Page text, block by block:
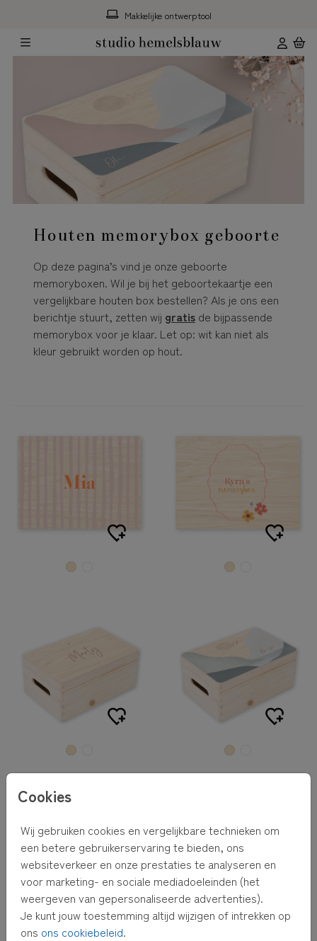
Makkelijke ontwerptool
Cookies
Wij gebruiken cookies en vergelijkbare technieken om
een betere gebruikerservaring te bieden, ons
websiteverkeer en onze prestaties te analyseren en
voor marketing- en sociale mediadoeleinden (het
weergeven van gepersonaliseerde advertenties).
Je kunt jouw toestemming altijd wijzigen of intrekken op
ons ons cookiebeleid.
Houten memorybox geboorte
Op deze pagina’s vind je onze geboorte
memoryboxen. Wil je bij het geboortekaartje een
vergelijkbare houten box bestellen? Als je ons een
berichtje stuurt, zetten wij gratisde bijpassende
memorybox voor je klaar. Let op: wit kan niet als
kleur gebruikt worden op hout.